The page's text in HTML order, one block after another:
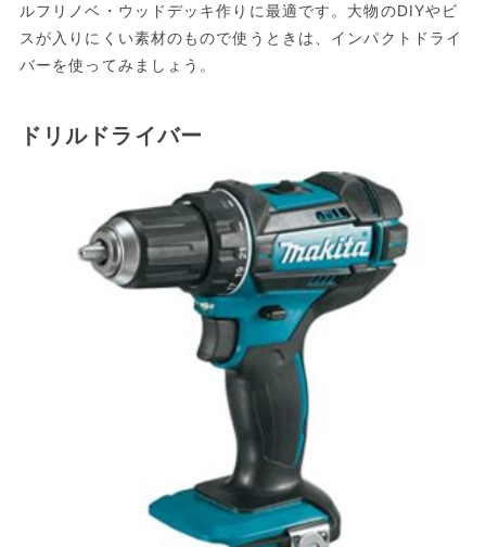
ルフリノベ・ウッドデッキ作りに最適です。大物のDIYやビ
スが入りにくい素材のもので使うときは、インパクトドライ
バーを使ってみましょう。
ドリルドライバー